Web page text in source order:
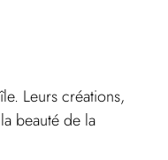
Leurs créations,
beauté de la